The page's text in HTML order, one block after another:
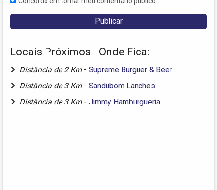
Locais Próximos - Onde Fica:
Distância de 2 Km - Supreme Burguer & Beer
Distância de 3 Km - Sandubom Lanches
Distância de 3 Km - Jimmy Hamburgueria